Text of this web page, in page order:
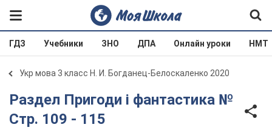
ГДЗ Учебники ЗНО ДПА Онлайн уроки НМТ
Укр мова 3 класс Н. И. Богданец-Белоскаленко 2020
Раздел Пригоди і фантастика №
Стр. 109 - 115